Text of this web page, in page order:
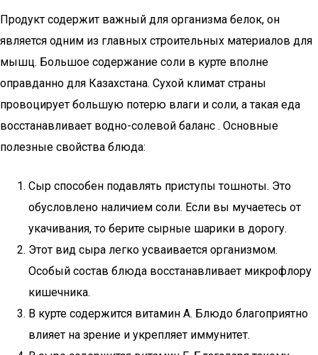
Продукт содержит важный для организма белок, он
является одним из главных строительных материалов для
мышц. Большое содержание соли в курте вполне
оправданно для Казахстана. Сухой климат страны
провоцирует большую потерю влаги и соли, а такая еда
восстанавливает водно-солевой баланс . Основные
полезные свойства блюда:
Сыр способен подавлять приступы тошноты. Это
обусловлено наличием соли. Если вы мучаетесь от
укачивания, то берите сырные шарики в дорогу.
Этот вид сыра легко усваивается организмом.
Особый состав блюда восстанавливает микрофлору
кишечника.
В курте содержится витамин А. Блюдо благоприятно
влияет на зрение и укрепляет иммунитет.